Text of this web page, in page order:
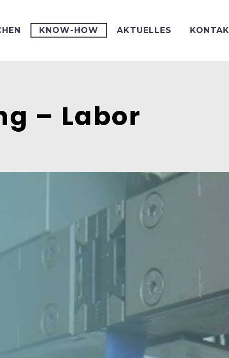
KNOW-HOW AKTUELLES
– Labor